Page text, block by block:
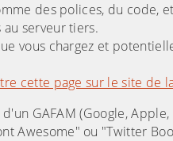
des polices, du code,
serveur tiers.
vous chargez et
cette page sur le site de
GAFAM (Google, Apple,
Awesome" ou "Twitter